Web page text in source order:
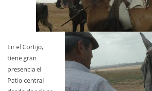
En el Cortijo,
tiene gran
presencia el
Patio central